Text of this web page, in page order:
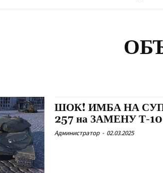
ШОК! ИМБА НА
257 на ЗАМЕНУ Т-10
Администратор - 02.03.2025